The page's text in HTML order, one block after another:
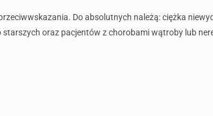
Do absolutnych należą: ciężka
oraz pacjentów z chorobami wątroby lub